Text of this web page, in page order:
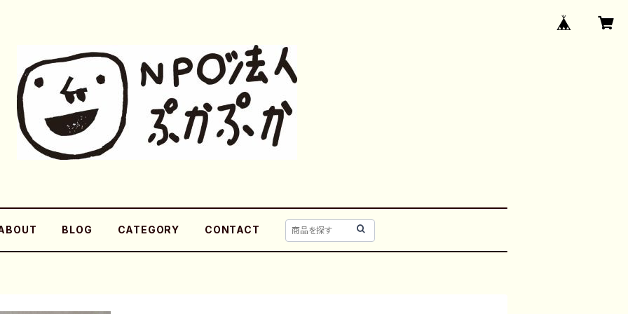
BLOG CATEGORY CONTACT